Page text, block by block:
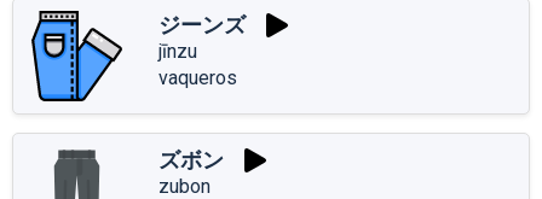
ジーンズ
jīnzu
vaqueros
ズボン
zubon